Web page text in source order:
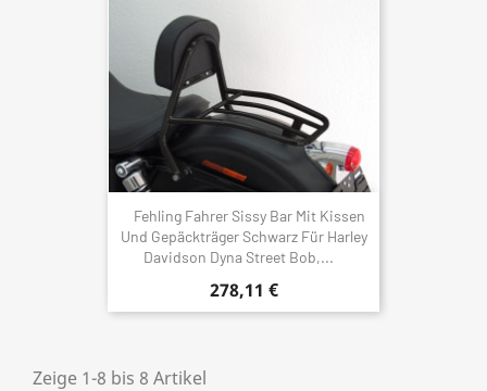
Fehling Fahrer Sissy Bar Mit Kissen
Und Gepäckträger Schwarz Für Harley
Davidson Dyna Street Bob,...
278,11 €
Zeige 1-8 bis 8 Artikel